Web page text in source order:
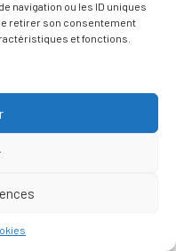
navigation ou les ID uniques
retirer son consentement
et fonctions.